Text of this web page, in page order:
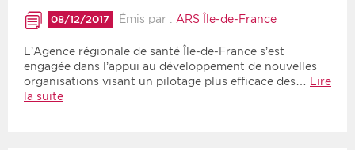
08/12/2017 Émis par :ARS Île-de-France
L’Agence régionale de santé Île-de-France s’est
engagée dans l’appui au développement de nouvelles
organisations visant un pilotage plus efficace des…
Lire
la suite